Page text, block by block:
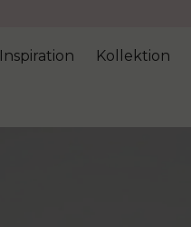
Inspiration Kollektion